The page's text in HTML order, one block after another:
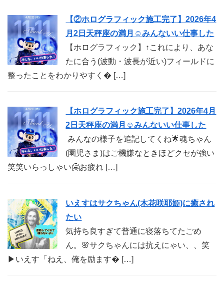
【②ホログラフィック施工完了】2026年4
月2日天秤座の満月☺︎みんないい仕事した
【ホログラフィック】↑これにより、あな
たに合う(波動・波長が近い)フィールドに
整ったことをわかりやすく� […]
【ホログラフィック施工完了】2026年4月
2日天秤座の満月☺︎みんないい仕事した
みんなの様子を追記してくね🌟魂ちゃん
(園児さま)はご機嫌なときほどクセが強い
笑笑いらっしゃい🤗お疲れ […]
いえすはサクちゃん(木花咲耶姫)に癒され
たい
気持ち良すぎて普通に寝落ちてたごめ
ん。🌸サクちゃんには抗えにゃい、、笑
▶︎いえす「ねえ、俺を励ます� […]